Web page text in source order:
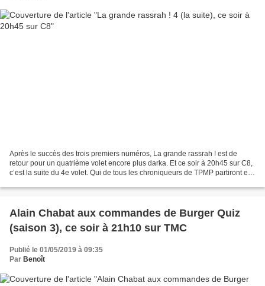
Après le succès des trois premiers numéros, La grande rassrah ! est de
retour pour un quatrième volet encore plus darka. Et ce soir à 20h45 sur C8,
c’est la suite du 4e volet. Qui de tous les chroniqueurs de TPMP partiront en
Alain Chabat aux commandes de Burger Quiz
(saison 3), ce soir à 21h10 sur TMC
Publié le 01/05/2019 à 09:35
Par Benoît